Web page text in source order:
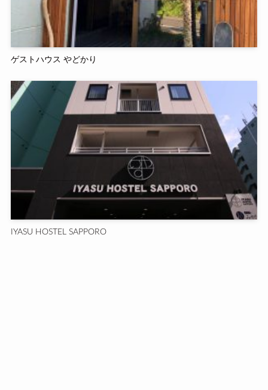
ゲストハウス やどかり
IYASU HOSTEL SAPPORO